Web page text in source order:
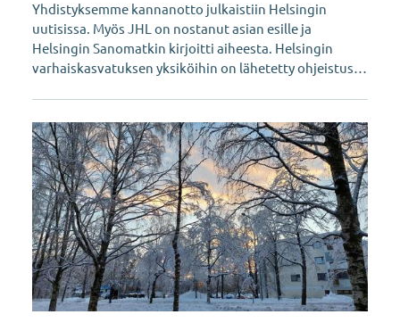
Yhdistyksemme kannanotto julkaistiin Helsingin
uutisissa. Myös JHL on nostanut asian esille ja
Helsingin Sanomatkin kirjoitti aiheesta. Helsingin
varhaiskasvatuksen yksiköihin on lähetetty ohjeistus…